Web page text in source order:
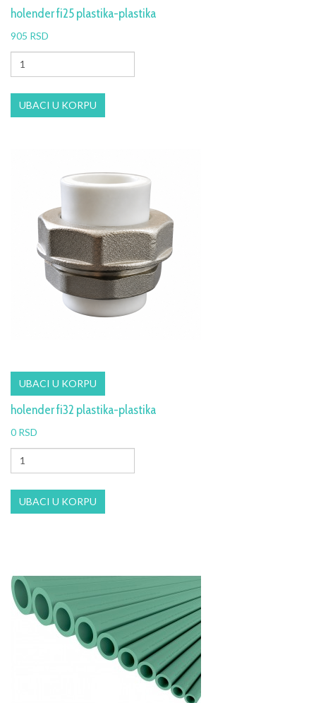
holender fi25 plastika-plastika
905 RSD
holender fi32 plastika-plastika
0 RSD